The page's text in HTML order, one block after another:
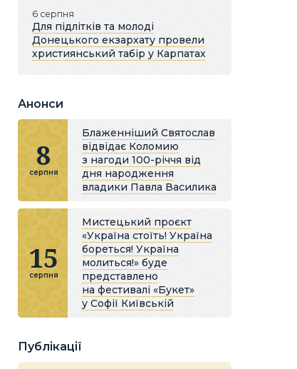
6 серпня
Для підлітків та молоді
Донецького екзархату провели
християнський табір у Карпатах
Анонси
8
серпня
Блаженніший Святослав
відвідає Коломию
з нагоди 100-річчя від
дня народження
владики Павла Василика
15
серпня
Мистецький проєкт
«Україна стоїть! Україна
бореться! Україна
молиться!» буде
представлено
на фестивалі «Букет»
у Софії Київській
Публікації